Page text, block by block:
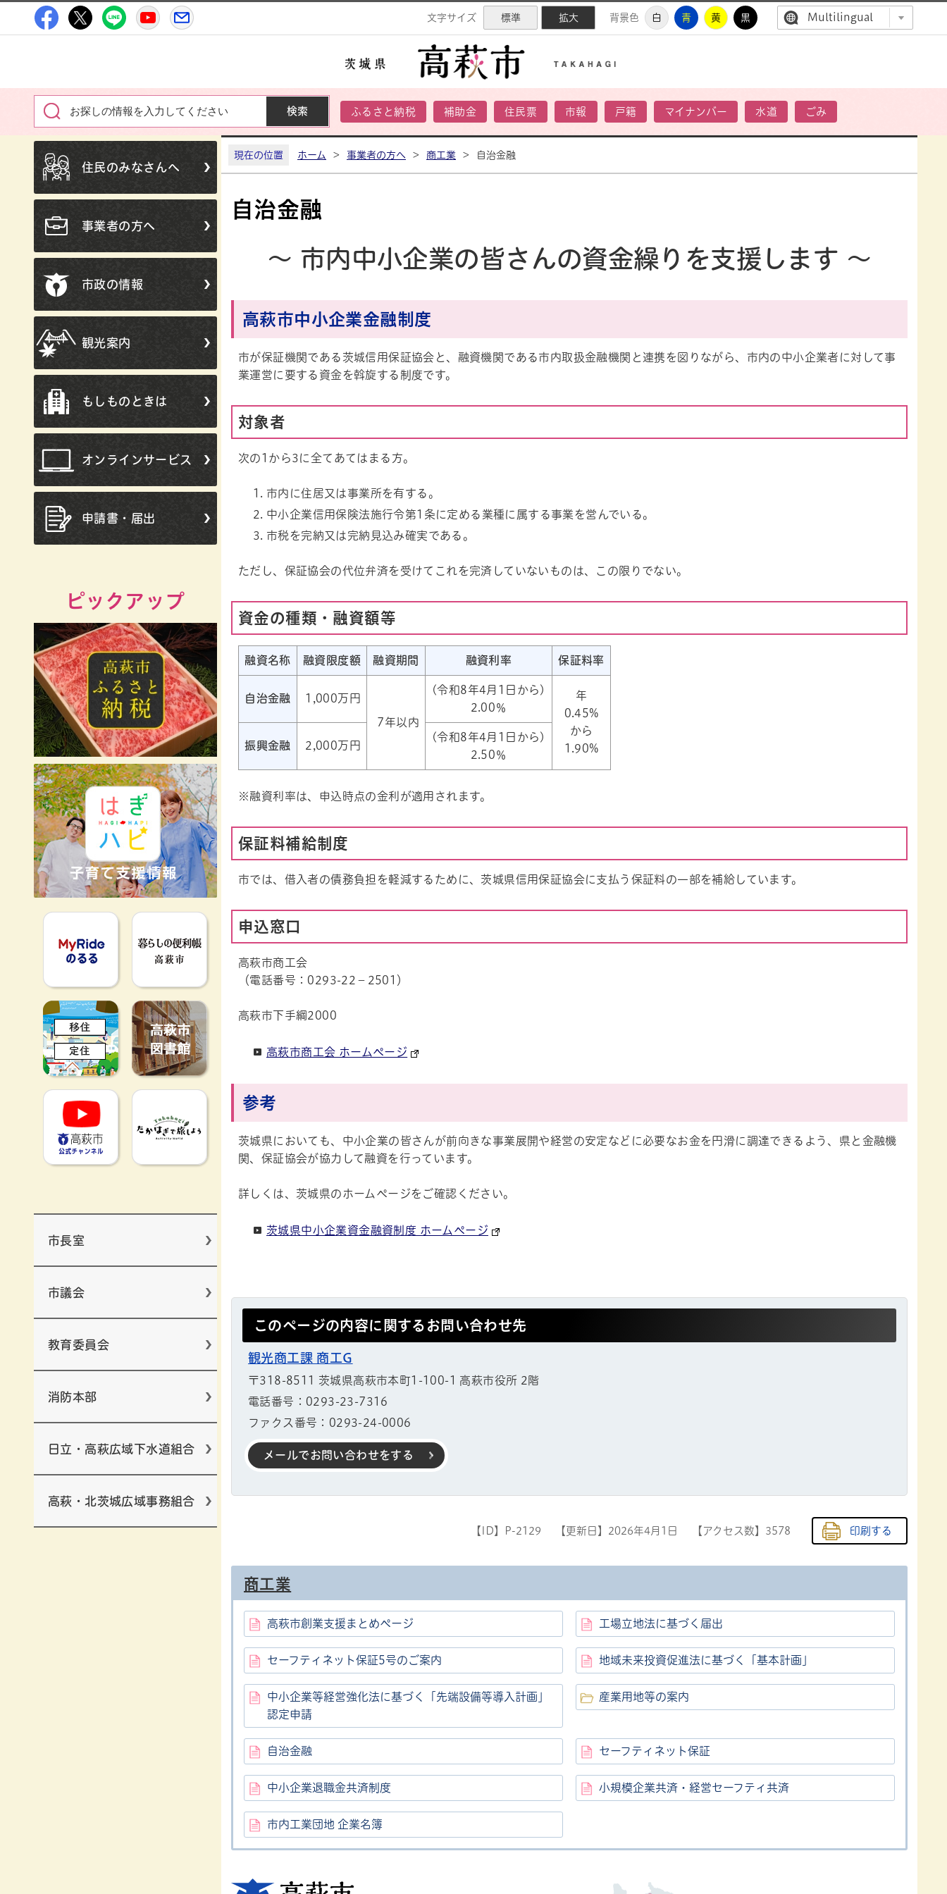
高萩市公式Facebook
高萩市公式X高萩市公式LINE
高萩市YouTube公式チャンネル 文字サイズ 標準 拡大 背景色 白 青 黄 黒 Multilingual
ふるさと納税 補助金 住民票 市報 戸籍 マイナンバー 水道 ごみ
住民のみなさんへ
事業者の方へ
市政の情報
観光案内
もしものときは
オンラインサービス
申請書・届出
ピックアップ
MyRideのるる 暮らしの便利帳
移住定住 高萩市図書館
高萩市YouTube公式チャンネル
たかはぎで旅しよう
市長室
市議会
教育委員会
消防本部
日立・高萩広域下水道組合
高萩・北茨城広域事務組合
現在の位置 ホーム > 事業者の方へ > 商工業 > 自治金融
自治金融
～ 市内中小企業の皆さんの資金繰りを支援します ～
高萩市中小企業金融制度
市が保証機関である茨城信用保証協会と、融資機関である市内取扱金融機関と連携を図りながら、市内の中小企業者に対して事
業運営に要する資金を斡旋する制度です。
対象者
次の1から3に全てあてはまる方。
市内に住居又は事業所を有する。
中小企業信用保険法施行令第1条に定める業種に属する事業を営んでいる。
市税を完納又は完納見込み確実である。
ただし、保証協会の代位弁済を受けてこれを完済していないものは、この限りでない。
資金の種類・融資額等
融資名称 融資限度額 融資期間 融資利率 保証料率
自治金融 1,000万円
7年以内
(令和8年4月1日から)
2.00％
年
0.45%
から
1.90%
振興金融 2,000万円
(令和8年4月1日から)
2.50％
※融資利率は、申込時点の金利が適用されます。
保証料補給制度
市では、借入者の債務負担を軽減するために、茨城県信用保証協会に支払う保証料の一部を補給しています。
申込窓口
高萩市商工会
（電話番号：0293-22－2501）
高萩市下手綱2000
高萩市商工会 ホームページ
参考
茨城県においても、中小企業の皆さんが前向きな事業展開や経営の安定などに必要なお金を円滑に調達できるよう、県と金融機
関、保証協会が協力して融資を行っています。
詳しくは、茨城県のホームページをご確認ください。
茨城県中小企業資金融資制度 ホームページ
このページの内容に関するお問い合わせ先
観光商工課 商工G
〒318-8511 茨城県高萩市本町1-100-1 高萩市役所 2階
電話番号：0293-23-7316
ファクス番号：0293-24-0006
メールでお問い合わせをする
【ID】 P-2129 【更新日】 2026年4月1日 【アクセス数】 3578 印刷する
商工業
高萩市創業支援まとめページ 工場立地法に基づく届出
セーフティネット保証5号のご案内 地域未来投資促進法に基づく「基本計画」
中小企業等経営強化法に基づく「先端設備等導入計画」
認定申請
産業用地等の案内
自治金融 セーフティネット保証
中小企業退職金共済制度 小規模企業共済・経営セーフティ共済
市内工業団地 企業名簿